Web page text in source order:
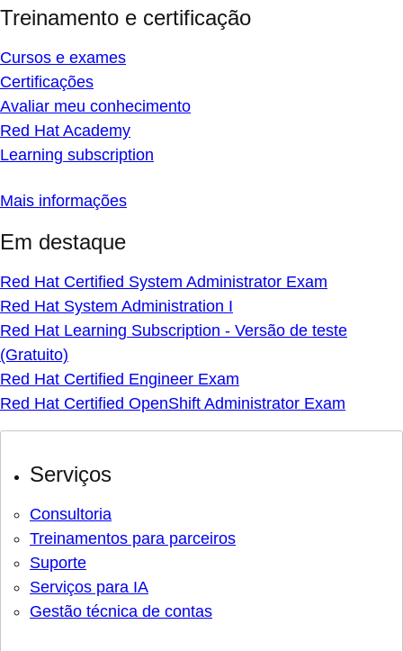
Treinamento e certificação
Cursos e exames
Certificações
Avaliar meu conhecimento
Red Hat Academy
Learning subscription
Mais informações
Em destaque
Red Hat Certified System Administrator Exam
Red Hat System Administration I
Red Hat Learning Subscription - Versão de teste
(Gratuito)
Red Hat Certified Engineer Exam
Red Hat Certified OpenShift Administrator Exam
Serviços
Consultoria
Treinamentos para parceiros
Suporte
Serviços para IA
Gestão técnica de contas